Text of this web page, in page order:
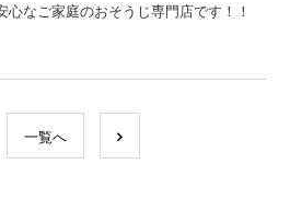
心なご家庭のおそうじ専門店です！！
一覧へ